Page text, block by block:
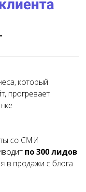
который
прогревает
со СМИ
по 300 лидов
в продажи с блога